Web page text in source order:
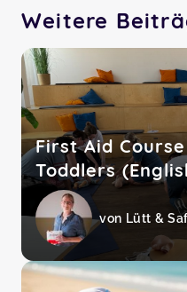
Weitere
First Aid
Toddlers